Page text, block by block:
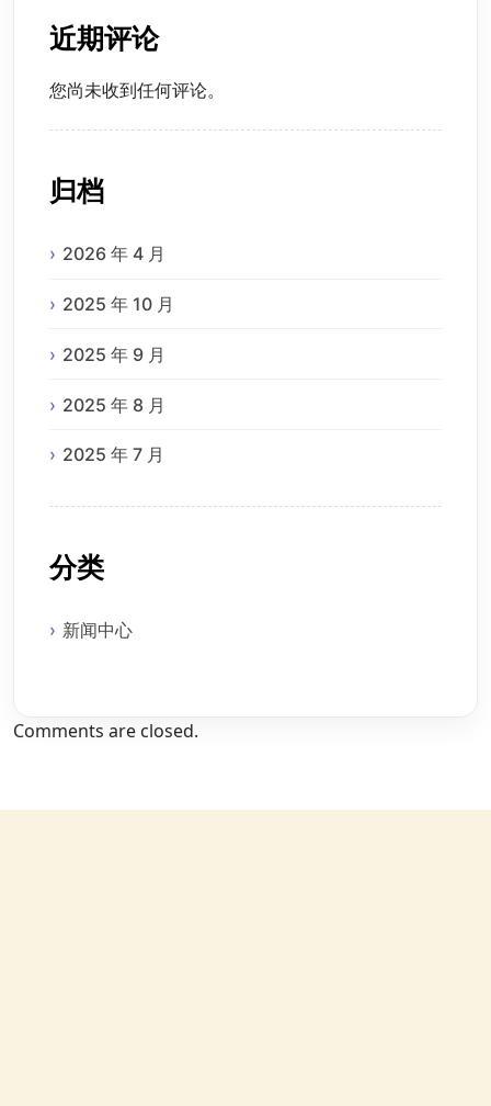
近期评论
您尚未收到任何评论。
归档
2026 年 4 月
2025 年 10 月
2025 年 9 月
2025 年 8 月
2025 年 7 月
分类
新闻中心
Comments are closed.